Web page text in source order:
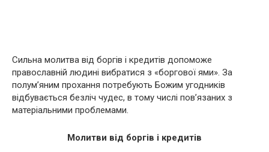
Сильна молитва від боргів і кредитів допоможе
православній людині вибратися з «боргової ями». За
полум’яним прохання потребують Божим угодників
відбувається безліч чудес, в тому числі пов’язаних з
матеріальними проблемами.
Молитви від боргів і кредитів